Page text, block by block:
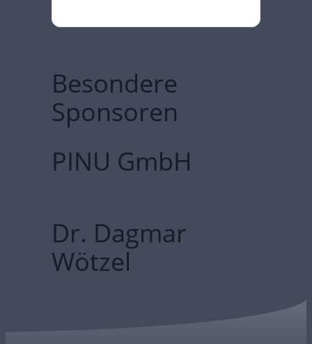
Besondere
Sponsoren
PINU GmbH
Dr. Dagmar
Wötzel